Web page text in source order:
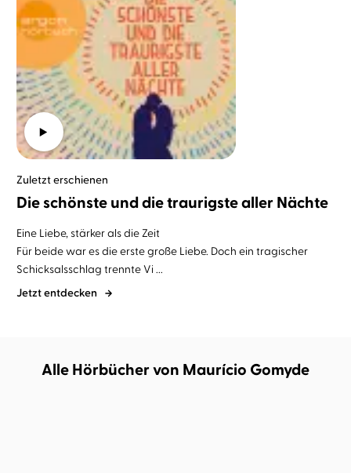
Zuletzt erschienen
Die schönste und die traurigste aller Nächte
Eine Liebe, stärker als die Zeit
Für beide war es die erste große Liebe. Doch ein tragischer
Schicksalsschlag trennte Vi ...
Jetzt entdecken
Alle Hörbücher von Maurício Gomyde